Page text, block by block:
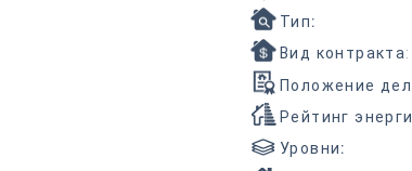
Тип:
Вид контракта:
Положение
Рейтинг
Уровни: